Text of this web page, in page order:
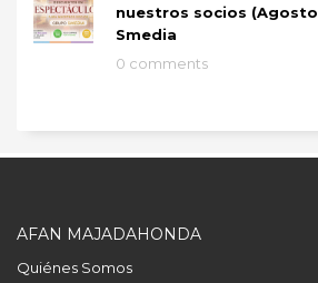
nuestros socios
Smedia
0 comments
AFAN MAJADAHONDA
Quiénes Somos